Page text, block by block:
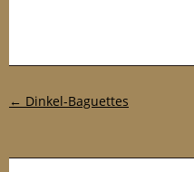
Post-Navigation
← Dinkel-Baguettes